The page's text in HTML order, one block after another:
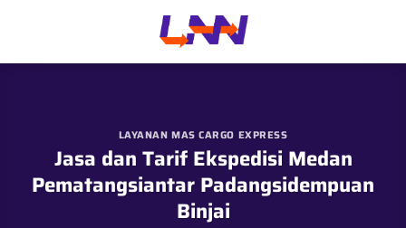
LAYANAN MAS CARGO EXPRESS
Jasa dan Tarif Ekspedisi Medan
Pematangsiantar Padangsidempuan
Binjai